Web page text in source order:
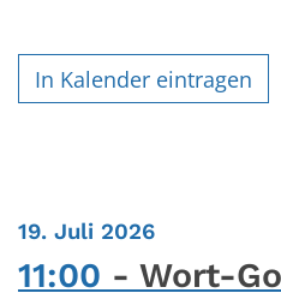
In Kalender eintragen
19. Juli 2026:
11:00 Wort-